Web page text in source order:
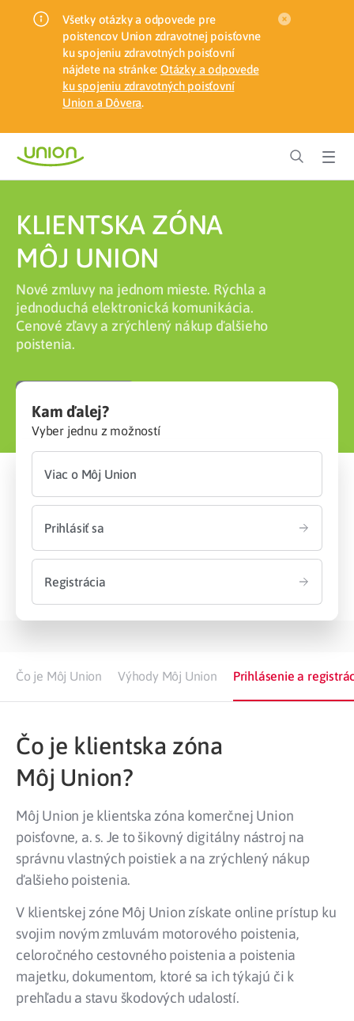
Všetky otázky a odpovede pre
poistencov Union zdravotnej poisťovne
ku spojeniu zdravotných poisťovní
nájdete na stránke: Otázky a odpovede
ku spojeniu zdravotných poisťovní
Union a Dôvera.
KLIENTSKA ZÓNA
MÔJ UNION
Nové zmluvy na jednom mieste. Rýchla a
jednoduchá elektronická komunikácia.
Cenové zľavy a zrýchlený nákup ďalšieho
poistenia.
Kam ďalej?
Vyber jednu z možností
Viac o Môj Union
Prihlásiť sa
Registrácia
Čo je Môj Union Výhody Môj Union Prihlásenie a
Čo je klientska zóna
Môj Union?
Môj Union je klientska zóna komerčnej Union
poisťovne, a. s. Je to šikovný digitálny nástroj na
správnu vlastných poistiek a na zrýchlený nákup
ďalšieho poistenia.
V klientskej zóne Môj Union získate online prístup ku
svojim novým zmluvám motorového poistenia,
celoročného cestovného poistenia a poistenia
majetku, dokumentom, ktoré sa ich týkajú či k
prehľadu a stavu škodových udalostí.